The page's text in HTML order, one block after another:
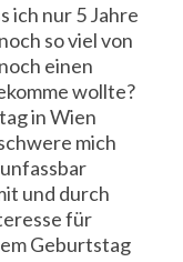
ich nur 5 Jahre
so viel von
einen
wollte?
in Wien
mich
und durch
für
Geburtstag